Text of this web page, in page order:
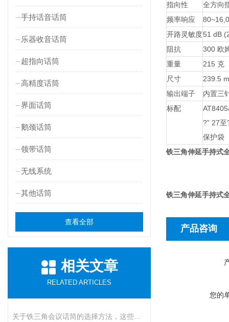
手持话音话筒
乐器收音话筒
超指向话筒
高精度话筒
界面话筒
鹅颈话筒
领带话筒
无线系统
其他话筒
查看全部
相关文章
RELATED ARTICLES
指向性
全方向
频率响应
开路灵敏度51 dB
阻抗
300 欧
重量
215 克
尺寸
239.5
输出端子
内置三
标配
?” 27至
保护袋
铁三角伸延手持式
铁三角伸延手持式
产品咨询
您的